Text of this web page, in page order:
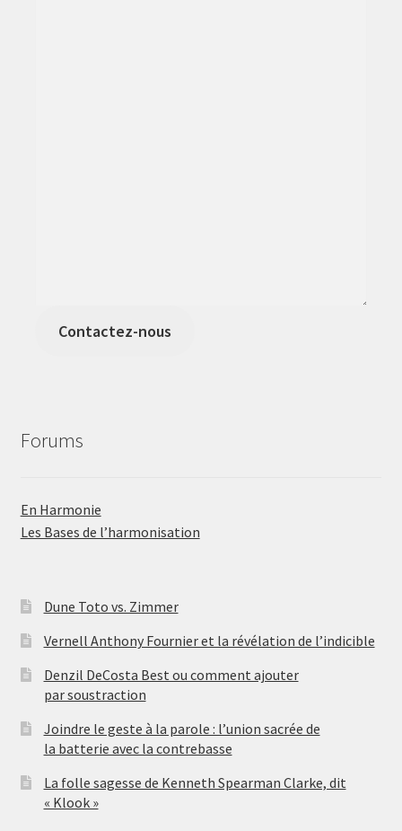
Contactez-nous
Forums
En Harmonie
Les Bases de l’harmonisation
Dune Toto vs. Zimmer
Vernell Anthony Fournier et la révélation de l’indicible
Denzil DeCosta Best ou comment ajouter
par soustraction
Joindre le geste à la parole : l’union sacrée de
la batterie avec la contrebasse
La folle sagesse de Kenneth Spearman Clarke, dit
« Klook »